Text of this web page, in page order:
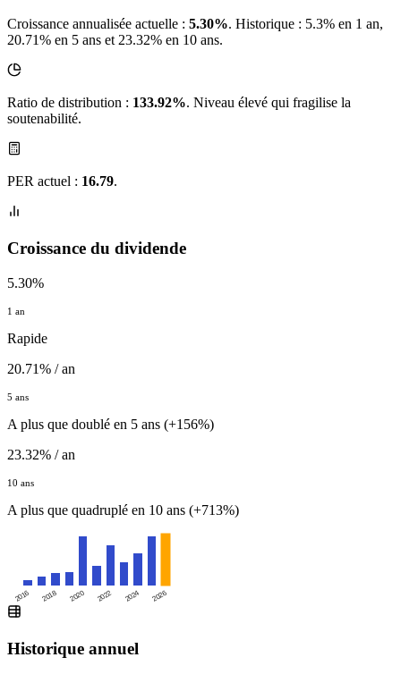
Croissance annualisée actuelle : 5.30%. Historique : 5.3% en 1 an,
20.71% en 5 ans et 23.32% en 10 ans.
Ratio de distribution : 133.92%. Niveau élevé qui fragilise la
soutenabilité.
PER actuel : 16.79.
Croissance du dividende
5.30%
1 an
Rapide
20.71% / an
5 ans
A plus que doublé en 5 ans (+156%)
23.32% / an
10 ans
A plus que quadruplé en 10 ans (+713%)
2016 2018 2020 2022 2024 2026
Historique annuel